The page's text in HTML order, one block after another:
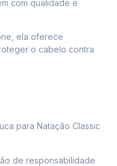
com qualidade e
ela oferece
o cabelo contra
para Natação Classic
de responsabilidade